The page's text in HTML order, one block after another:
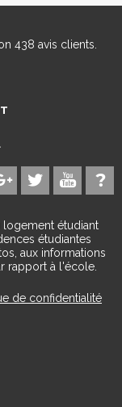
438 avis clients.
logement étudiant
étudiantes
aux informations
rapport à l'école.
de confidentialité